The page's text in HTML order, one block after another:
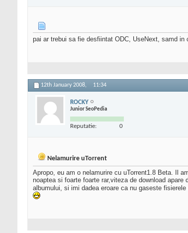
pai ar trebui sa fie desfiintat ODC, UseNext, samd
12th January 2008, 11:34
ROCKY
Junior SeoPedia
Reputatie: 0
Nelamurire uTorrent
Apropo, eu am o nelamurire cu uTorrent1.8 Beta. Il
noaptea si foarte foarte rar,viteza de download
albumului, si imi dadea eroare ca nu gaseste